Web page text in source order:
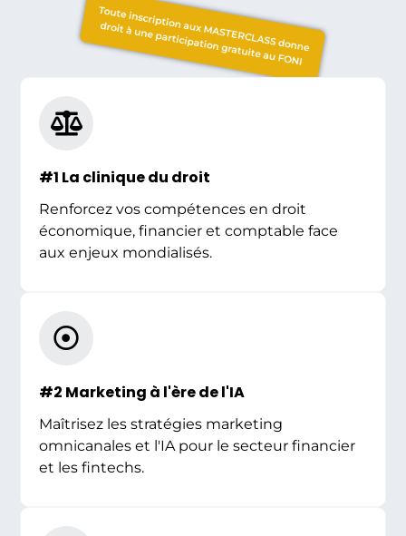
Toute inscription aux MASTERCLASS donne
droit à une participation gratuite au FONI
#1 La clinique du droit
Renforcez vos compétences en droit
économique, financier et comptable face
aux enjeux mondialisés.
#2 Marketing à l'ère de l'IA
Maîtrisez les stratégies marketing
omnicanales et l'IA pour le secteur financier
et les fintechs.